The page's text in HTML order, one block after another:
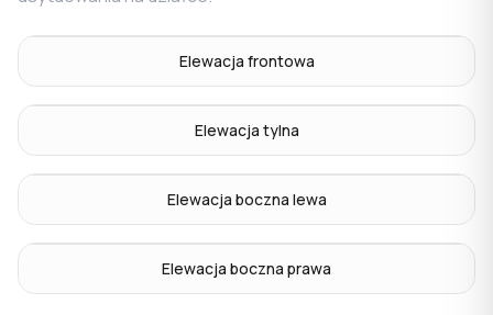
Elewacja frontowa
Elewacja tylna
Elewacja boczna lewa
Elewacja boczna prawa